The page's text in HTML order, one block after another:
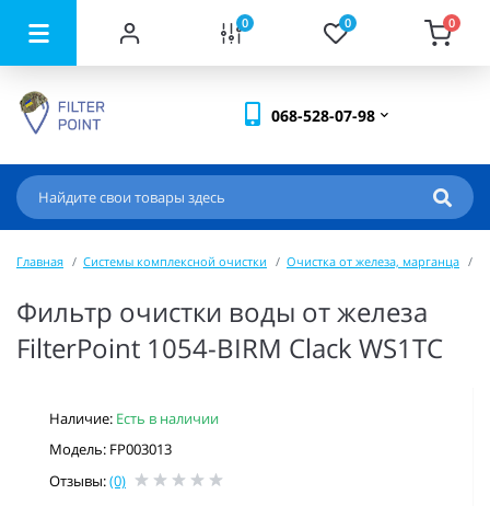
0 0 0
068-528-07-98
Главная Системы комплексной очистки Очистка от железа, марганца
Фильтр очистки воды от железа
FilterPoint 1054-BIRM Clack WS1ТС
Наличие: Есть в наличии
Модель: FP003013
Отзывы:(0)